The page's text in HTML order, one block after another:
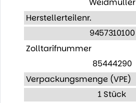
Weidmüller
Herstellerteilenr.
9457310100
Zolltarifnummer
85444290
Verpackungsmenge (VPE)
1 Stück